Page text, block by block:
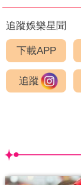
追蹤娛樂星聞
下載APP
追蹤